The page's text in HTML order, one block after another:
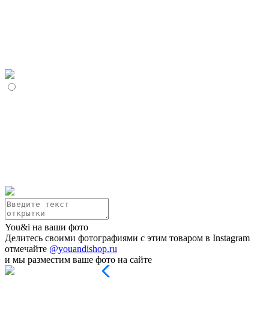
You&i на ваши фото
Делитесь своими фотографиями с этим товаром в Instagram
отмечайте @youandishop.ru
и мы разместим ваше фото на сайте